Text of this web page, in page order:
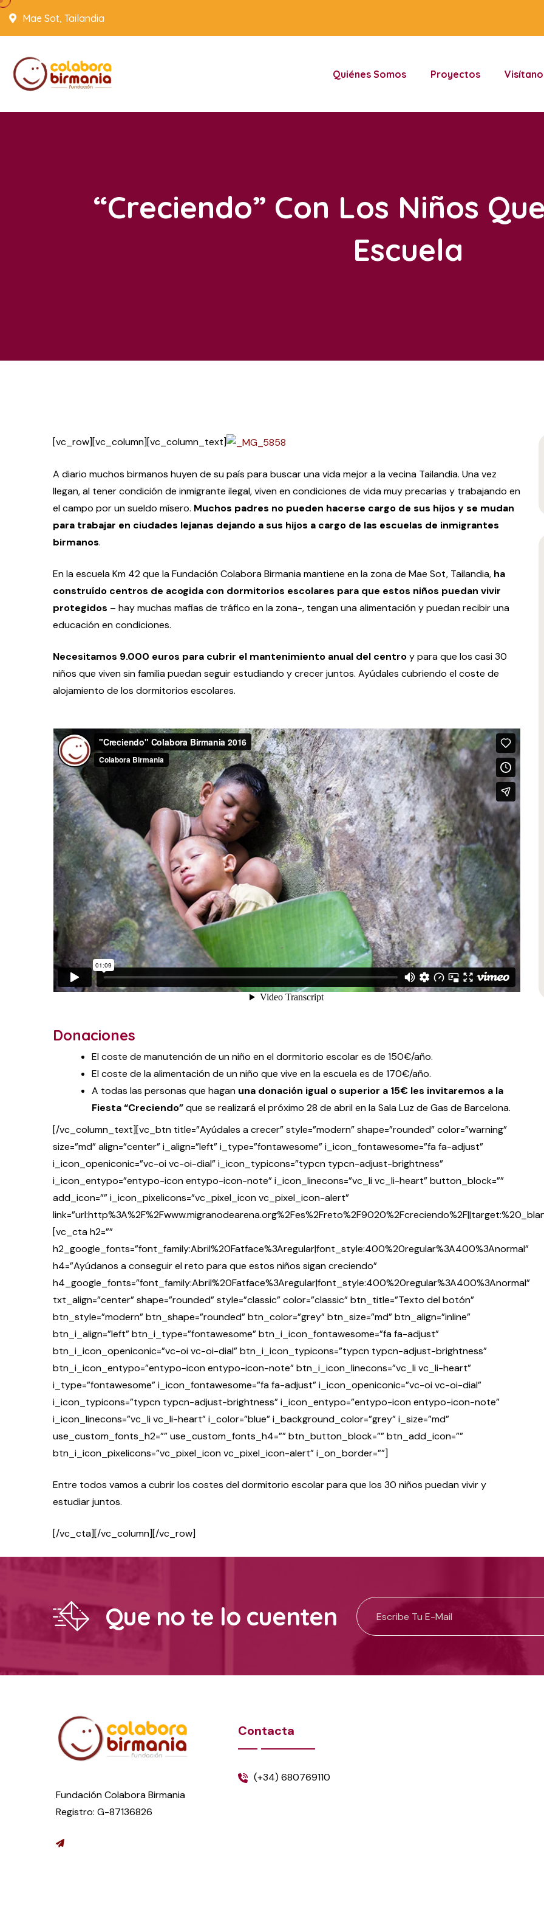
Mae Sot, Tailandia
Quiénes Somos Proyectos
“Creciendo” Con Los Niños
Escuela
[vc_row][vc_column][vc_column_text]
A diario muchos birmanos huyen de su país para buscar una vida mejor a la vecina Tailandia. Una vez
llegan, al tener condición de inmigrante ilegal, viven en condiciones de vida muy precarias y trabajando en
el campo por un sueldo mísero. Muchos padres no pueden hacerse cargo de sus hijos y se mudan
para trabajar en ciudades lejanas dejando a sus hijos a cargo de las escuelas de inmigrantes
birmanos.
En la escuela Km 42 que la Fundación Colabora Birmania mantiene en la zona de Mae Sot, Tailandia, ha
construído centros de acogida con dormitorios escolares para que estos niños puedan vivir
protegidos – hay muchas mafias de tráfico en la zona-, tengan una alimentación y puedan recibir una
educación en condiciones.
Necesitamos 9.000 euros para cubrir el mantenimiento anual del centroy para que los casi 30
niños que viven sin familia puedan seguir estudiando y crecer juntos. Ayúdales cubriendo el coste de
alojamiento de los dormitorios escolares.
Donaciones
El coste de manutención de un niño en el dormitorio escolar es de 150€/año.
El coste de la alimentación de un niño que vive en la escuela es de 170€/año.
A todas las personas que hagan una donación igual o superior a 15€ les invitaremos a la
Fiesta “Creciendo”que se realizará el próximo 28 de abril en la Sala Luz de Gas de Barcelona.
[/vc_column_text][vc_btn title=”Ayúdales a crecer” style=”modern” shape=”rounded” color=”warning”
size=”md” align=”center” i_align=”left” i_type=”fontawesome” i_icon_fontawesome=”fa fa-adjust”
i_icon_openiconic=”vc-oi vc-oi-dial” i_icon_typicons=”typcn typcn-adjust-brightness”
i_icon_entypo=”entypo-icon entypo-icon-note” i_icon_linecons=”vc_li vc_li-heart” button_block=””
add_icon=”” i_icon_pixelicons=”vc_pixel_icon vc_pixel_icon-alert”
[vc_cta h2=””
h2_google_fonts=”font_family:Abril%20Fatface%3Aregular|font_style:400%20regular%3A400%3Anormal”
h4=”Ayúdanos a conseguir el reto para que estos niños sigan creciendo”
h4_google_fonts=”font_family:Abril%20Fatface%3Aregular|font_style:400%20regular%3A400%3Anormal”
txt_align=”center” shape=”rounded” style=”classic” color=”classic” btn_title=”Texto del botón”
btn_style=”modern” btn_shape=”rounded” btn_color=”grey” btn_size=”md” btn_align=”inline”
btn_i_align=”left” btn_i_type=”fontawesome” btn_i_icon_fontawesome=”fa fa-adjust”
btn_i_icon_openiconic=”vc-oi vc-oi-dial” btn_i_icon_typicons=”typcn typcn-adjust-brightness”
btn_i_icon_entypo=”entypo-icon entypo-icon-note” btn_i_icon_linecons=”vc_li vc_li-heart”
i_type=”fontawesome” i_icon_fontawesome=”fa fa-adjust” i_icon_openiconic=”vc-oi vc-oi-dial”
i_icon_typicons=”typcn typcn-adjust-brightness” i_icon_entypo=”entypo-icon entypo-icon-note”
i_icon_linecons=”vc_li vc_li-heart” i_color=”blue” i_background_color=”grey” i_size=”md”
use_custom_fonts_h2=”” use_custom_fonts_h4=”” btn_button_block=”” btn_add_icon=””
btn_i_icon_pixelicons=”vc_pixel_icon vc_pixel_icon-alert” i_on_border=””]
Entre todos vamos a cubrir los costes del dormitorio escolar para que los 30 niños puedan vivir y
estudiar juntos.
[/vc_cta][/vc_column][/vc_row]
Que no te lo cuenten
Fundación Colabora Birmania
Registro: G-87136826
Contacta
(+34) 680769110